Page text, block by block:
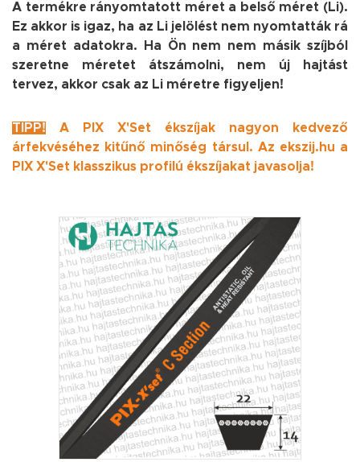
A termékre rányomtatott méret a belső méret (Li).
Ez akkor is igaz, ha az Li jelölést nem nyomtatták rá
a méret adatokra.
Ha Ön nem nem másik szíjból
szeretne méretet átszámolni, nem új hajtást
tervez, akkor csak az Li méretre figyeljen!
TIPP!
A PIX X'Set ékszíjak nagyon kedvező
árfekvéséhez kitűnő minőség társul. Az ekszij.hu a
PIX X'Set klasszikus profilú ékszíjakat javasolja!